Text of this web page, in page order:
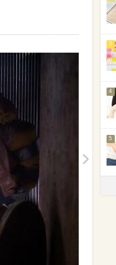
3
4
5